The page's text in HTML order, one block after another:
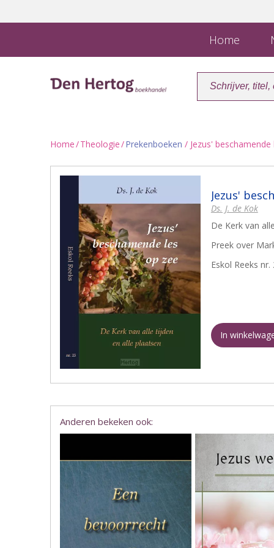
Home
Home/Theologie/Prekenboeken / Jezus'
Jezus'
Ds. J. de Kok
De Kerk van
Preek over
Eskol Reeks nr.
In
Anderen bekeken ook: